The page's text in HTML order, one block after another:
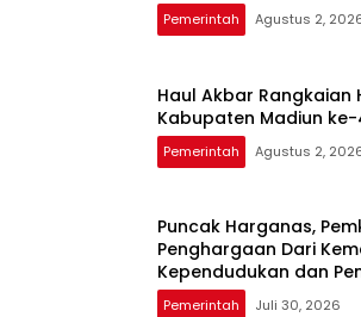
Pemerintah Agustus 2,
Haul Akbar Rangkaian
Kabupaten Madiun
Pemerintah Agustus 2,
Puncak Harganas,
Penghargaan Dari
Kependudukan dan
Keluarga
Pemerintah Juli 30, 2026